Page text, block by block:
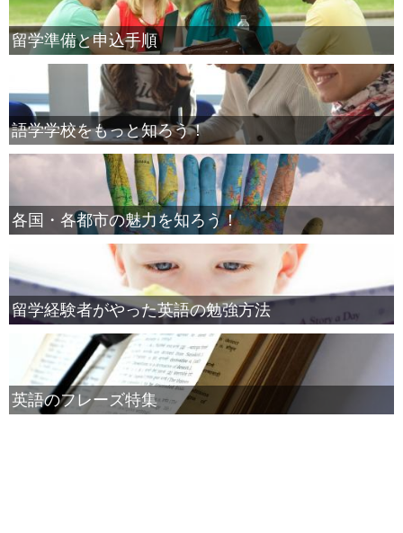
留学準備と申込手順
語学学校をもっと知ろう！
各国・各都市の魅力を知ろう！
留学経験者がやった英語の勉強方法
英語のフレーズ特集